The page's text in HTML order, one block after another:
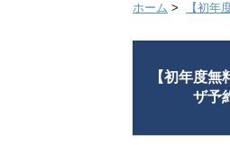
ホーム > 【初年
【初年度
ザ予